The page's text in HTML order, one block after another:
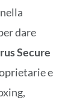
dare
Secure
e